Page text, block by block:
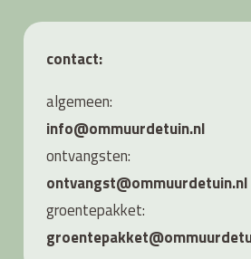
contact:
algemeen:
info@ommuurdetuin.nl
ontvangsten:
ontvangst@ommuurdetuin.nl
groentepakket: